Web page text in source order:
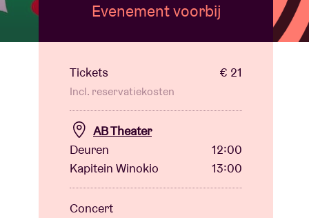
Evenement voorbij
Tickets € 21
Incl. reservatiekosten
AB Theater
Deuren
12:00
Kapitein Winokio
13:00
Concert